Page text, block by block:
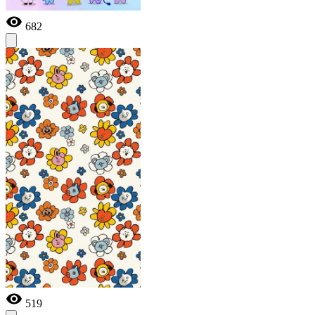
682
519